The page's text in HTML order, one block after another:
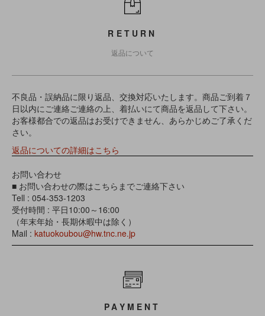
RETURN
返品について
不良品・誤納品に限り返品、交換対応いたします。商品ご到着７
日以内にご連絡ご連絡の上、着払いにて商品を返品して下さい。
お客様都合での返品はお受けできません、あらかじめご了承くだ
さい。
返品についての詳細はこちら
お問い合わせ
■ お問い合わせの際はこちらまでご連絡下さい
Tell : 054-353-1203
受付時間 : 平日10:00～16:00
（年末年始・長期休暇中は除く）
Mail : katuokoubou@hw.tnc.ne.jp
PAYMENT